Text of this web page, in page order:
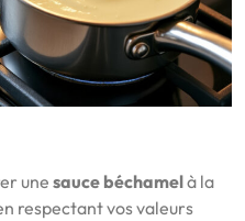
une sauce béchamelà la
respectant vos valeurs